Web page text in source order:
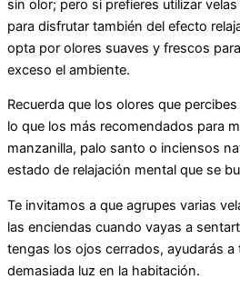
sin olor; pero si prefieres utilizar
para disfrutar también del efecto
opta por olores suaves y frescos
exceso el ambiente.
Recuerda que los olores que
lo que los más recomendados para
manzanilla, palo santo o inciensos
estado de relajación mental que se
Te invitamos a que agrupes varias
las enciendas cuando vayas a
tengas los ojos cerrados, ayudarás
demasiada luz en la habitación.